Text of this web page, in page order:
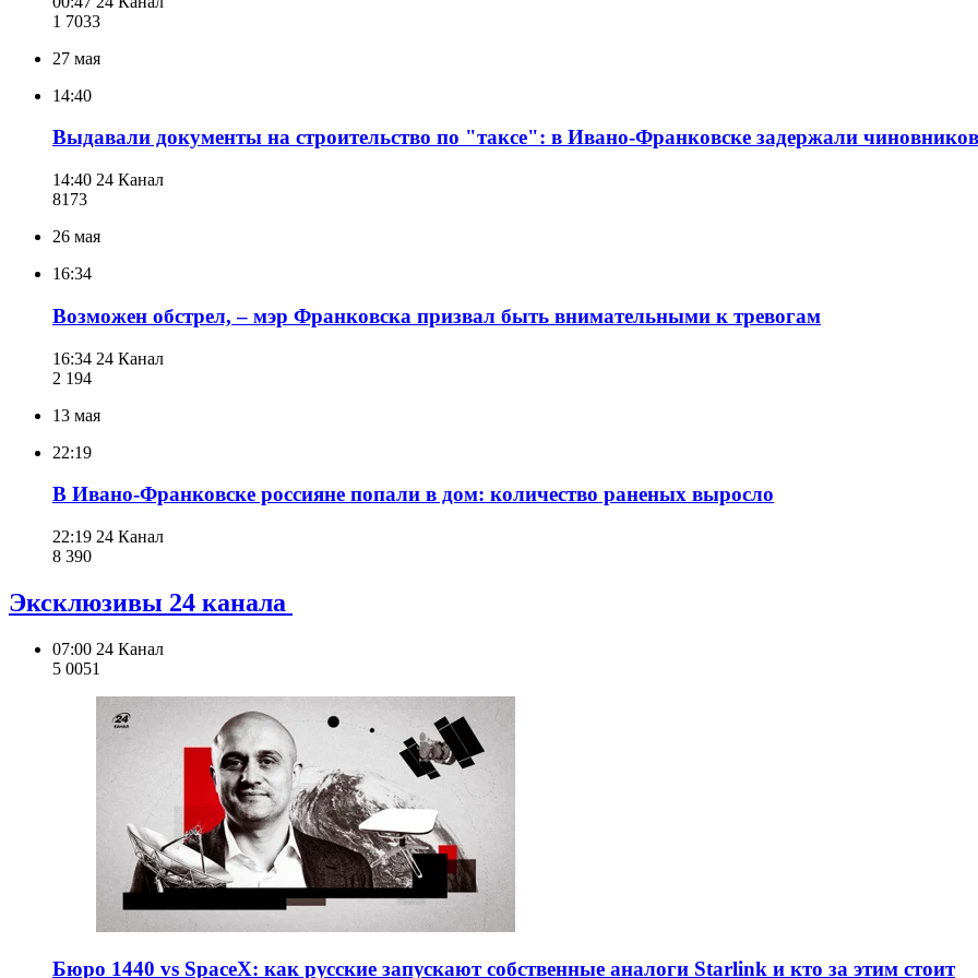
1 7033
27 мая
14:40
Выдавали документы на строительство по "таксе": в Ивано-Франковске задержали
14:40 24 Канал
8173
26 мая
16:34
Возможен обстрел, – мэр Франковска призвал быть внимательными к тревогам
16:34 24 Канал
2 194
13 мая
22:19
В Ивано-Франковске россияне попали в дом: количество раненых выросло
22:19 24 Канал
8 390
Эксклюзивы 24 канала
07:00 24 Канал
5 0051
Бюро 1440 vs SpaceX: как русские запускают собственные аналоги Starlink и кто за этим стоит